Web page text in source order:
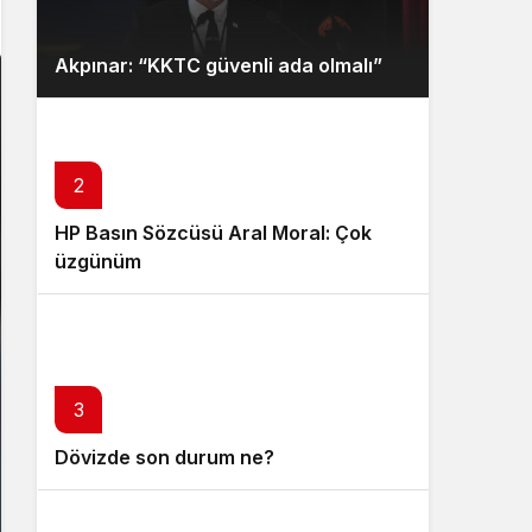
Gece Modu
Gece modunu seçin.
Akpınar: “KKTC güvenli ada olmalı”
2
HP Basın Sözcüsü Aral Moral: Çok
üzgünüm
3
Dövizde son durum ne?